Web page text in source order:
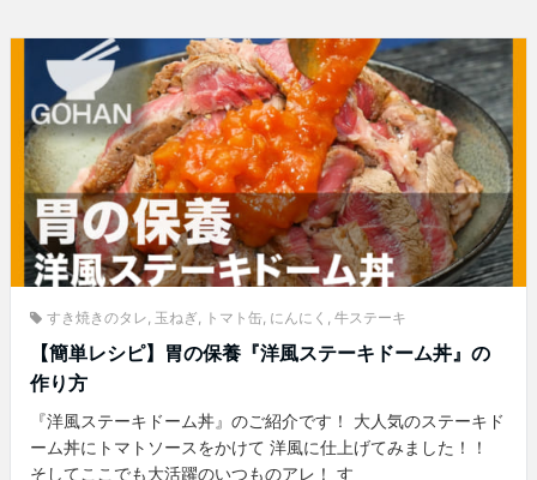
すき焼きのタレ 玉ねぎ トマト缶 にんにく 牛ステーキ
【簡単レシピ】胃の保養『洋風ステーキドーム丼』の
作り方
『洋風ステーキドーム丼』のご紹介です！ 大人気のステーキド
ーム丼にトマトソースをかけて 洋風に仕上げてみました！！
そしてここでも大活躍のいつものアレ！ す